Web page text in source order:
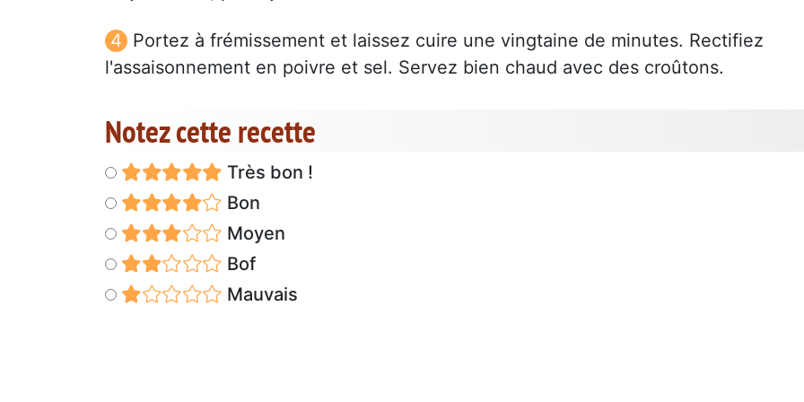
Portez à frémissement et laissez cuire une vingtaine de minutes. Rectifiez
l'assaisonnement en poivre et sel. Servez bien chaud avec des croûtons.
Notez cette recette
Très bon !
Bon
Moyen
Bof
Mauvais